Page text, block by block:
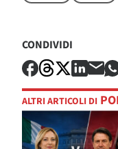
CONDIVIDI
ALTRI ARTICOLI DI